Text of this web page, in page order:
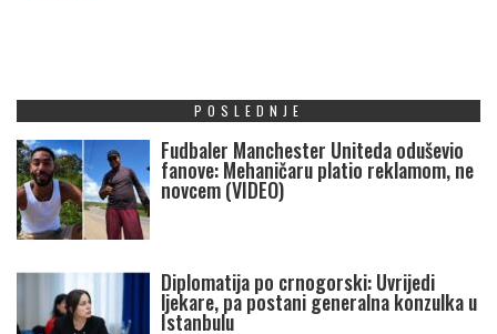
POSLEDNJE
Fudbaler Manchester Uniteda oduševio
fanove: Mehaničaru platio reklamom, ne
novcem (VIDEO)
Diplomatija po crnogorski: Uvrijedi
ljekare, pa postani generalna konzulka u
Istanbulu